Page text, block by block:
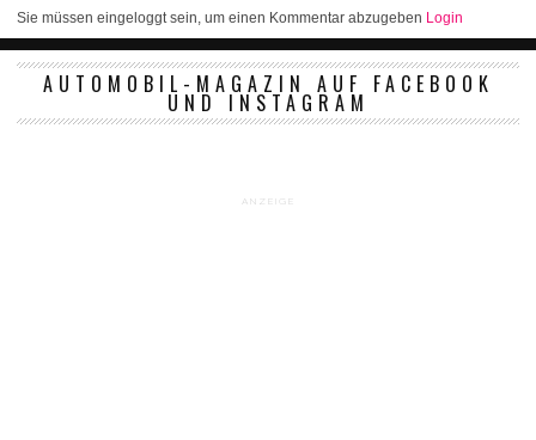
Sie müssen eingeloggt sein, um einen Kommentar abzugeben Login
AUTOMOBIL-MAGAZIN AUF FACEBOOK
UND INSTAGRAM
ANZEIGE